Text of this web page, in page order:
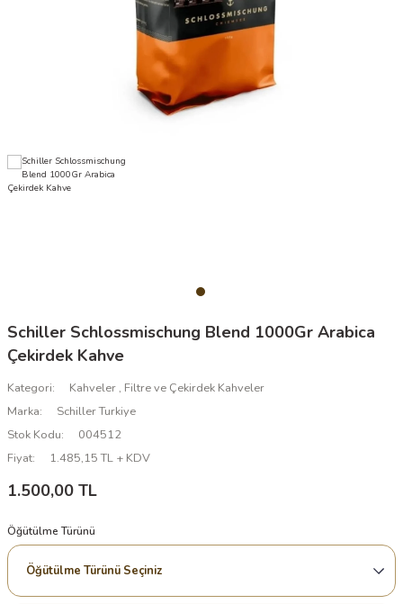
Schiller Schlossmischung Blend 1000Gr Arabica
Çekirdek Kahve
Kategori Kahveler, Filtre ve Çekirdek Kahveler
Marka
Schiller Turkiye
Stok Kodu
004512
Fiyat
1.485,15 TL + KDV
1.500,00 TL
Öğütülme Türünü